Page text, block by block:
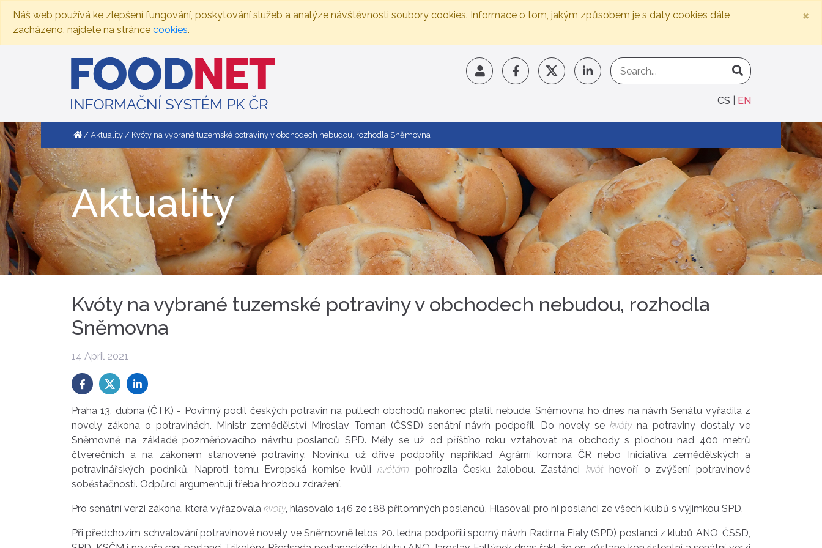
Náš web používá ke zlepšení fungování, poskytování služeb a analýze návštěvnosti soubory cookies. Informace o tom, jakým způsobem je s daty cookies dále
zacházeno, najdete na stránce cookies.
×
CS EN
Aktuality Kvóty na vybrané tuzemské potraviny v obchodech nebudou, rozhodla Sněmovna
Aktuality
Kvóty na vybrané tuzemské potraviny v obchodech nebudou, rozhodla
Sněmovna
14 April 2021
Praha 13. dubna (ČTK) - Povinný podíl českých potravin na pultech obchodů nakonec platit nebude. Sněmovna ho dnes na návrh Senátu vyřadila z
novely zákona o potravinách. Ministr zemědělství Miroslav Toman (ČSSD) senátní návrh podpořil. Do novely se kvótyna potraviny dostaly ve
Sněmovně na základě pozměňovacího návrhu poslanců SPD. Měly se už od příštího roku vztahovat na obchody s plochou nad 400 metrů
čtverečních a na zákonem stanovené potraviny. Novinku už dříve podpořily například Agrární komora ČR nebo Iniciativa zemědělských a
potravinářských podniků. Naproti tomu Evropská komise kvůli kvótám pohrozila Česku žalobou. Zastánci kvóthovoří o zvýšení potravinové
soběstačnosti. Odpůrci argumentují třeba hrozbou zdražení.
Pro senátní verzi zákona, která vyřazovala kvóty, hlasovalo 146 ze 188 přítomných poslanců. Hlasovali pro ni poslanci ze všech klubů s výjimkou SPD.
Při předchozím schvalování potravinové novely ve Sněmovně letos 20. ledna podpořili sporný návrh Radima Fialy (SPD) poslanci z klubů ANO, ČSSD,